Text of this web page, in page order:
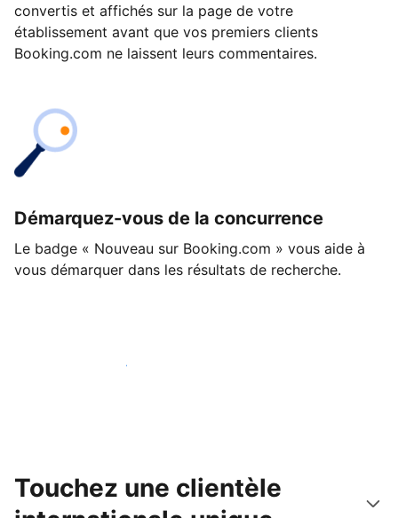
convertis et affichés sur la page de votre
établissement avant que vos premiers clients
Booking.com ne laissent leurs commentaires.
Démarquez-vous de la concurrence
Le badge « Nouveau sur Booking.com » vous aide à
vous démarquer dans les résultats de recherche.
Lancez-vous dès aujourd'hui
Touchez une clientèle